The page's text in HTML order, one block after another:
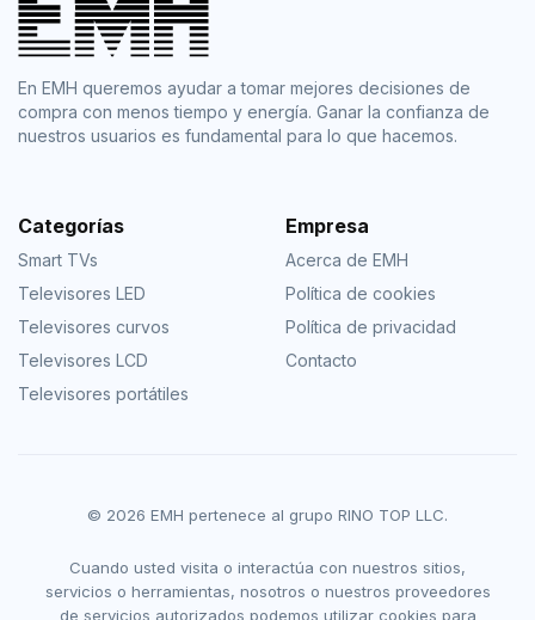
En EMH queremos ayudar a tomar mejores decisiones de
compra con menos tiempo y energía. Ganar la confianza de
nuestros usuarios es fundamental para lo que hacemos.
Categorías
Smart TVs
Televisores LED
Televisores curvos
Televisores LCD
Televisores portátiles
Empresa
Acerca de EMH
Política de cookies
Política de privacidad
Contacto
© 2026 EMH pertenece al grupo RINO TOP LLC.
Cuando usted visita o interactúa con nuestros sitios,
servicios o herramientas, nosotros o nuestros proveedores
de servicios autorizados podemos utilizar cookies para